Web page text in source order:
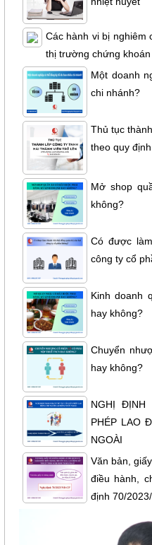
Các hành vi bị nghiêm
thị trường chứng
Một doanh
chi nhánh?
Thủ tục
theo quy
Mở shop
không?
Có được
công ty cổ
Kinh doanh
hay không?
Chuyển
hay không?
NGHỊ ĐỊNH
PHÉP LAO
NGOÀI
Văn bản,
điều hành,
định 70/